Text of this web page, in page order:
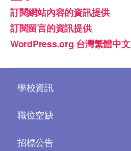
訂閱網站內容的資訊提供
訂閱留言的資訊提供
WordPress.org 台灣繁體中文
學校資訊
職位空缺
招標公告